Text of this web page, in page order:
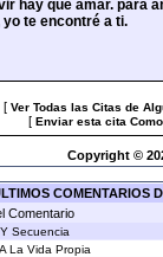
hay que amar. para
yo te encontré a ti.
[ Ver Todas las Citas de
[ Enviar esta cita
Copyright ©
COMENTARIOS
Comentario
Secuencia
La Vida Propia